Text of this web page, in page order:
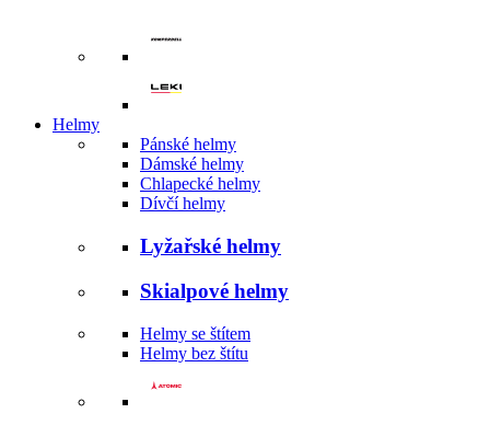
Helmy
Pánské helmy
Dámské helmy
Chlapecké helmy
Dívčí helmy
Lyžařské helmy
Skialpové helmy
Helmy se štítem
Helmy bez štítu